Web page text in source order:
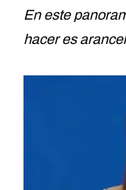
En este
hacer es